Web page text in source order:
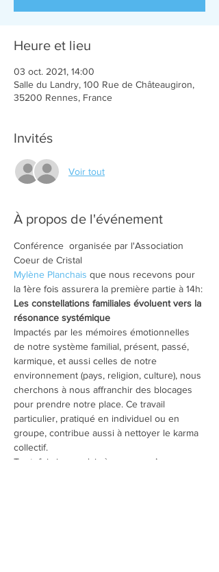
Heure et lieu
03 oct. 2021, 14:00
Salle du Landry, 100 Rue de Châteaugiron,
35200 Rennes, France
Invités
Voir tout
À propos de l'événement
Conférence  organisée par l'Association
Coeur de Cristal
Mylène Planchais que nous recevons pour
la 1ère fois assurera la première partie à 14h:
Les constellations familiales évoluent vers la
résonance systémique
Impactés par les mémoires émotionnelles
de notre système familial, présent, passé,
karmique, et aussi celles de notre
environnement (pays, religion, culture), nous
cherchons à nous affranchir des blocages
pour prendre notre place. Ce travail
particulier, pratiqué en individuel ou en
groupe, contribue aussi à nettoyer le karma
collectif.
Toutefois je me plais à penser qu’en